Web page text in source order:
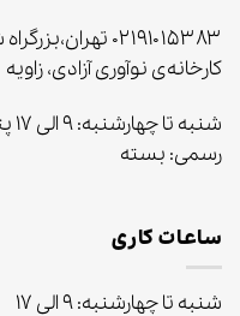
کارخانه‌ی نوآوری آزادی، زاویه
رسمی: بسته
ساعات کاری
شنبه تا چهارشنبه: ۹ الی ۱۷